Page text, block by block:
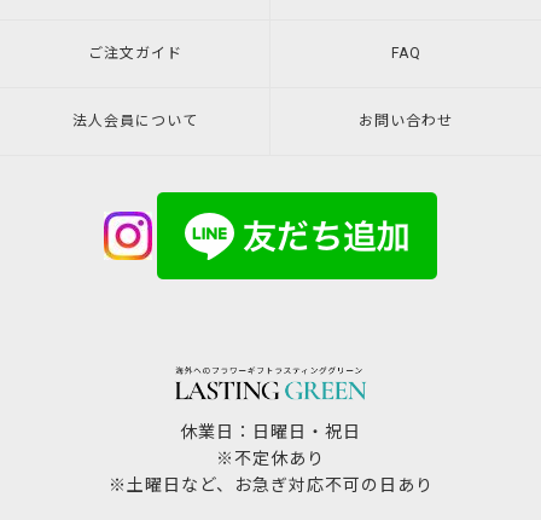
ご注文ガイド FAQ
法人会員について お問い合わせ
休業日：日曜日・祝日
※不定休あり
※土曜日など、お急ぎ対応不可の日あり